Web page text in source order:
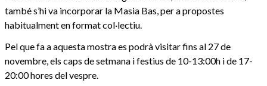
també s’hi va incorporar la Masia Bas, per a propostes
habitualment en format col·lectiu.
Pel que fa a aquesta mostra es podrà visitar fins al 27 de
novembre, els caps de setmana i festius de 10-13:00h i de 17-
20:00 hores del vespre.